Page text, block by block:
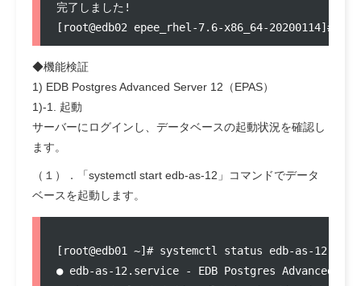
完了しました!
◆機能検証
1) EDB Postgres Advanced Server 12（EPAS）
1)-1. 起動
サーバーにログインし、データベースの起動状況を確認し
ます。
（１）．「systemctl start edb-as-12」コマンドでデータ
ベースを起動します。
[root@edb01 ~]# systemctl status edb-as-12
● edb-as-12.service - EDB Postgres Advanced